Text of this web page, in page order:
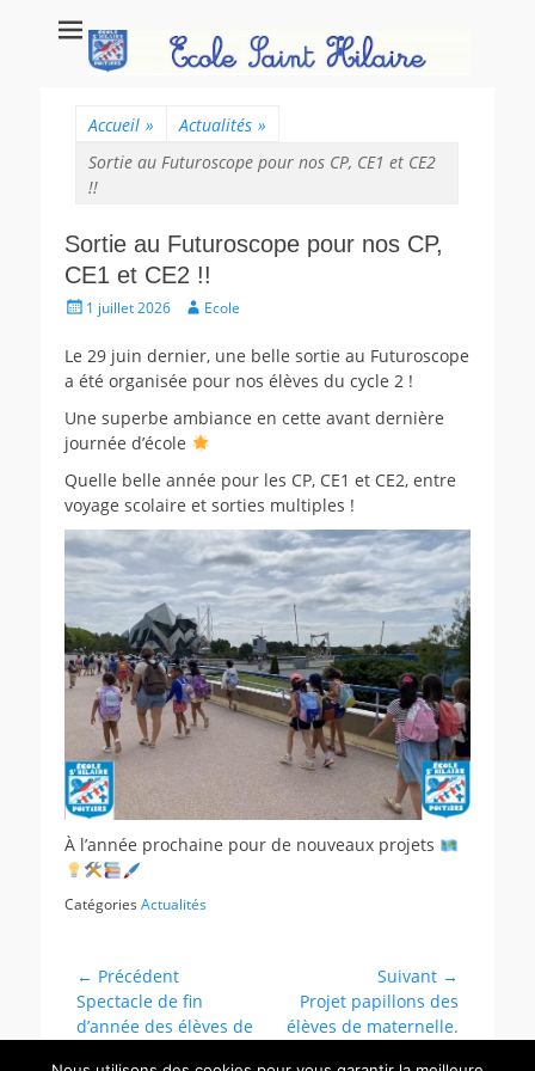
Ecole Saint Hilaire
Poitiers
Ecole maternelle et primaire, école privée catholique à Poitiers.
Accueil » Actualités »
Sortie au Futuroscope pour nos CP, CE1 et CE2
!!
Sortie au Futuroscope pour nos CP,
CE1 et CE2 !!
Posté1 juillet 2026 Auteur
Ecole
Le 29 juin dernier, une belle sortie au Futuroscope
a été organisée pour nos élèves du cycle 2 !
Une superbe ambiance en cette avant dernière
journée d’école
Quelle belle année pour les CP, CE1 et CE2, entre
voyage scolaire et sorties multiples !
À l’année prochaine pour de nouveaux projets
Catégories Actualités
Navigation
de
l’article
← Précédent
Article
précédent :
Spectacle de fin
d’année des élèves de
Suivant →
Article
suivant :
Projet papillons des
élèves de maternelle.